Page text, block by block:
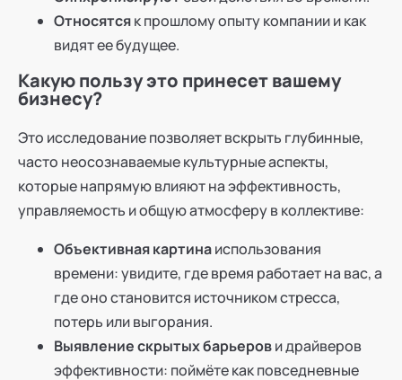
Относятсяк прошлому опыту компании и как
видят ее будущее.
Какую пользу это принесет вашему
бизнесу?
Это исследование позволяет вскрыть глубинные,
часто неосознаваемые культурные аспекты,
которые напрямую влияют на эффективность,
управляемость и общую атмосферу в коллективе:
Объективная картинаиспользования
времени: увидите, где время работает на вас, а
где оно становится источником стресса,
потерь или выгорания.
Выявление скрытых барьерови драйверов
эффективности: поймёте как повседневные